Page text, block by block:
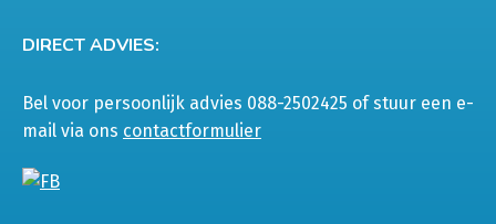
DIRECT ADVIES:
Bel voor persoonlijk advies 088-2502425 of stuur een e-
mail via ons contactformulier